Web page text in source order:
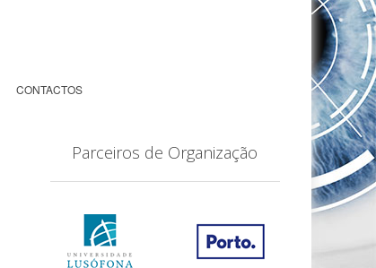
CONTACTOS
Parceiros de Organização